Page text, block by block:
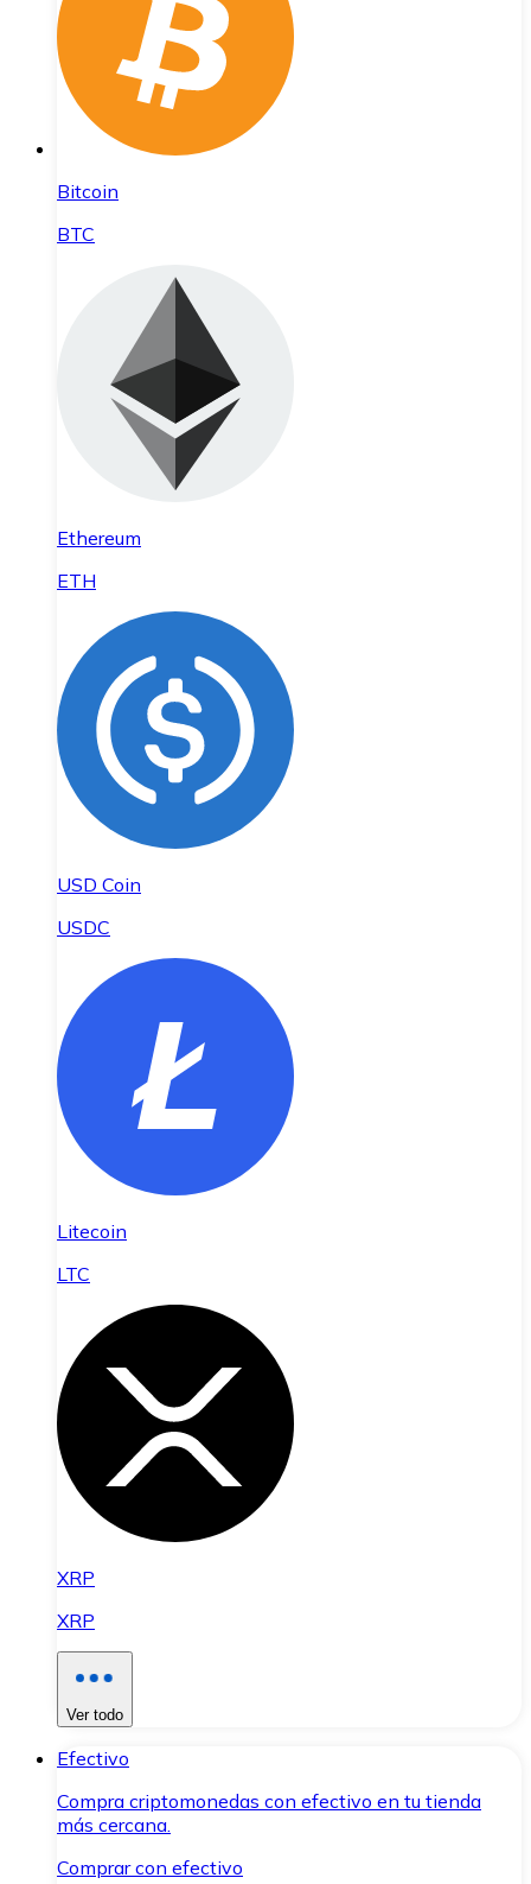
Bitcoin
BTC
Ethereum
ETH
USD Coin
USDC
Litecoin
LTC
XRP
XRP
Ver todo
Efectivo
Compra criptomonedas con efectivo en tu tienda
más cercana.
Comprar con efectivo